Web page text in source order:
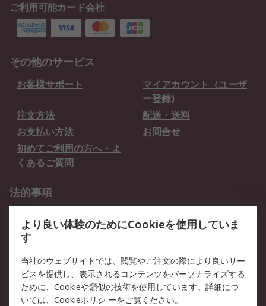
ご利用可能カード会社
その他のサービス
お客様サポート
マイアカウント（ユーザ
ー登録)
注文方法
配送・送料
お支払い方法
お問合せ
初めてご利用の方へ・よ
くあるご質問
法的事項
クッキーポリシー
RSについて
会社概要
採用情報
プレスリリース＆お知ら
コーポレートサイト
より良い体験のためにCookieを使用していま
す
当社のウェブサイトでは、閲覧やご注文の際により良いサー
ビスを提供し、表示されるコンテンツをパーソナライズする
ために、Cookieや類似の技術を使用しています。詳細につ
いては、 Cookieポリシ ーをご覧ください。